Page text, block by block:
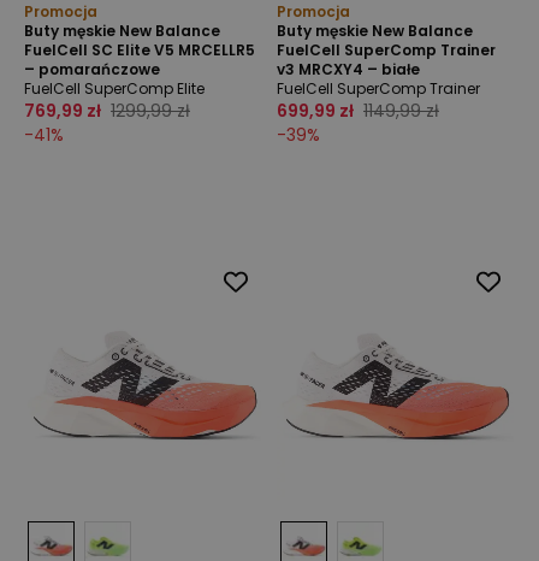
Promocja
Buty męskie New Balance
FuelCell SC Elite V5 MRCELLR5
– pomarańczowe
FuelCell SuperComp Elite
769,99 zł 1299,99 zł
-41%
Promocja
Buty męskie New Balance
FuelCell SuperComp Trainer
v3 MRCXY4 – białe
FuelCell SuperComp Trainer
699,99 zł 1149,99 zł
-39%